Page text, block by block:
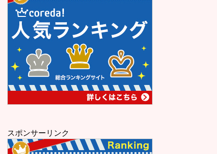
スポンサーリンク